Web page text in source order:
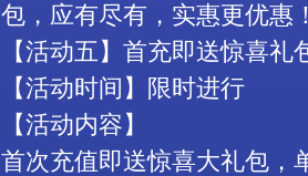
包，应有尽有，实惠更优惠
【活动五】首充即送惊喜礼
【活动时间】限时进行
【活动内容】
首次充值即送惊喜大礼包，